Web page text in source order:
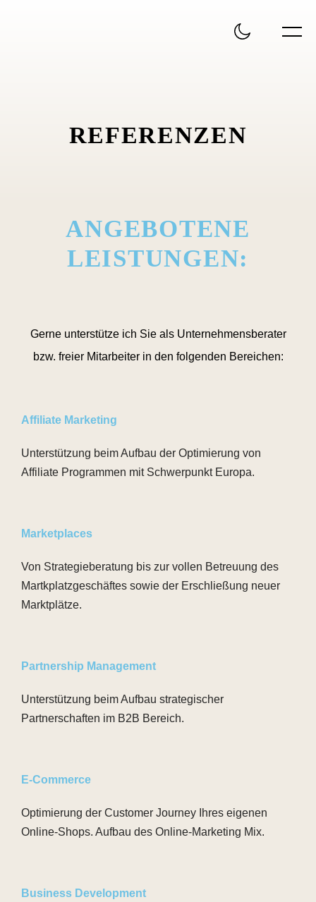
REFERENZEN
ANGEBOTENE
LEISTUNGEN:​​
Gerne unterstütze ich Sie als Unternehmensberater
bzw. freier Mitarbeiter in den folgenden Bereichen:
Affiliate Marketing
Unterstützung beim Aufbau der Optimierung von
Affiliate Programmen mit Schwerpunkt Europa.
Marketplaces
Von Strategieberatung bis zur vollen Betreuung des
Martkplatzgeschäftes sowie der Erschließung neuer
Marktplätze.
Partnership Management
Unterstützung beim Aufbau strategischer
Partnerschaften im B2B Bereich.
E-Commerce
Optimierung der Customer Journey Ihres eigenen
Online-Shops. Aufbau des Online-Marketing Mix.
Business Development